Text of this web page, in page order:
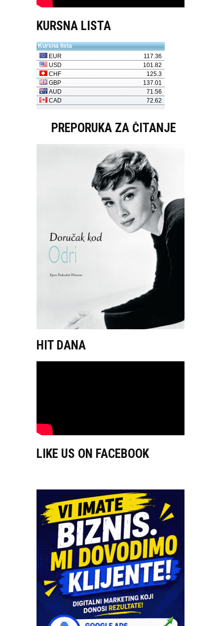
KURSNA LISTA
PREPORUKA ZA ČITANJE
HIT DANA
LIKE US ON FACEBOOK